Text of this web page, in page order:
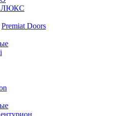
ЛЮКС
Premiat Doors